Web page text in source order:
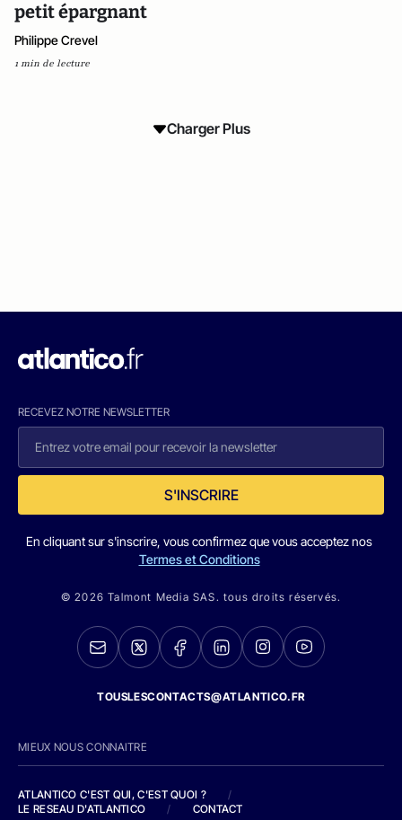
petit épargnant
Philippe Crevel
1 min de lecture
Charger Plus
RECEVEZ NOTRE NEWSLETTER
S'INSCRIRE
En cliquant sur s'inscrire, vous confirmez que vous acceptez nos
Termes et Conditions
© 2026 Talmont Media SAS. tous droits réservés.
TOUSLESCONTACTS@ATLANTICO.FR
MIEUX NOUS CONNAITRE
ATLANTICO C'EST QUI, C'EST QUOI ?
/
LE RESEAU D'ATLANTICO
/ CONTACT